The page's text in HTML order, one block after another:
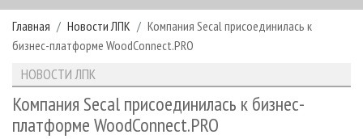
РУБРИКИ И ТЕМЫ
РУБРИКИ ЖУРНАЛА
ЛЕСОЗАГОТОВКА
ЛЕСОПИЛЕНИЕ
НОВОСТИ
НОВОСТИ ЛПК
НОВОСТИ ЖУРНАЛА
ПРОЕКТЫ ЛПИ
АНАЛИТИКА
ПРЕДПРИЯТИЯ ЛПК
АРХИВ ЖУРНАЛОВ
О ЖУРНАЛЕ
Главная Новости ЛПК
Компания Secal присоединилась к
бизнес-платформе WoodConnect.PRO
НОВОСТИ ЛПК
Компания Secal присоединилась к бизнес-
платформе WoodConnect.PRO